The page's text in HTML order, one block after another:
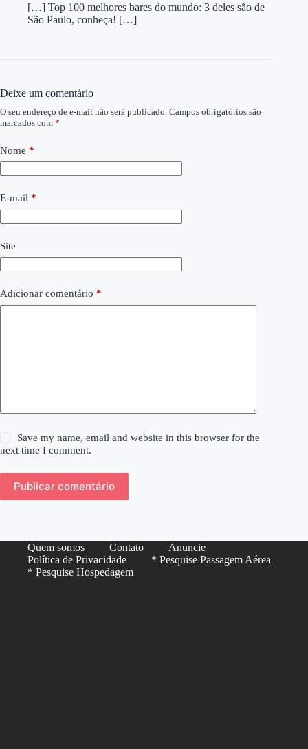
[…] Top 100 melhores bares do mundo: 3 deles são de
São Paulo, conheça! […]
Deixe um comentário
O seu endereço de e-mail não será publicado. Campos obrigatórios são
marcados com *
Nome *
E-mail *
Site
Adicionar comentário *
Save my name, email and website in this browser for the
next time I comment.
Publicar comentário
Quem somos Contato
Anuncie
Política de Privacidade
* Pesquise Passagem Aérea
* Pesquise Hospedagem